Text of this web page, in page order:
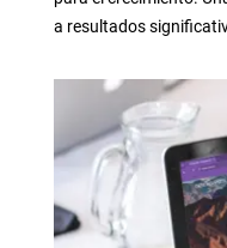
a resultados